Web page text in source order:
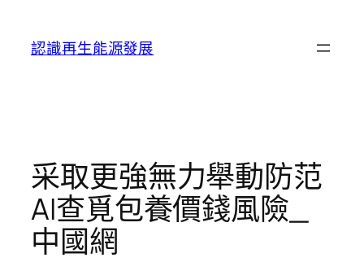
認識再生能源發展
采取更強無力舉動防范
AI查覓包養價錢風險_
中國網